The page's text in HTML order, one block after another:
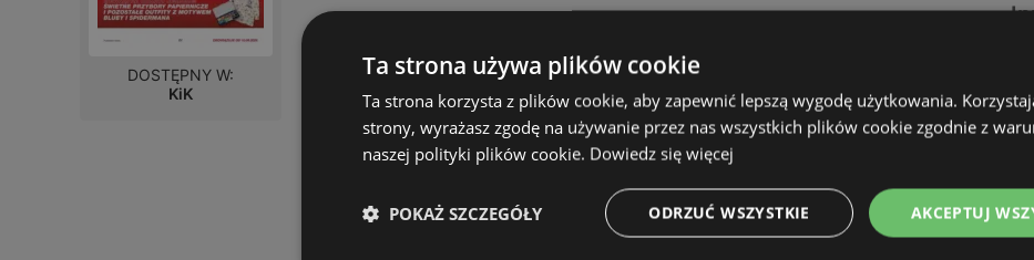
DOSTĘPNY W:
KiK
Ta strona używa plików cookie
Ta strona korzysta z plików cookie, aby zapewnić lepszą wygodę użytkowania.
strony, wyrażasz zgodę na używanie przez nas wszystkich plików cookie zgodnie z
naszej polityki plików cookie. Dowiedz się więcej
AKCEPTUJ
ODRZUĆ WSZYSTKIE
POKAŻ SZCZEGÓŁY